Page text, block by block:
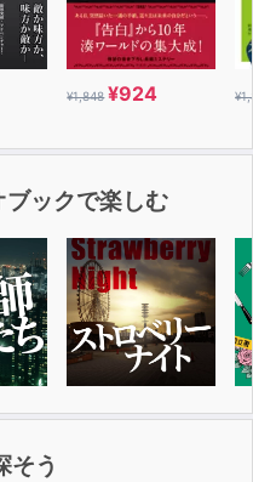
¥1,848 ¥924
ックで楽しむ
そう